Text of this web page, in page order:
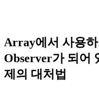
Array에서 사용
Observer가 되어
제의 대처법